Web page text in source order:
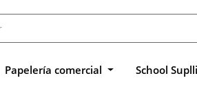
Papelería comercial School